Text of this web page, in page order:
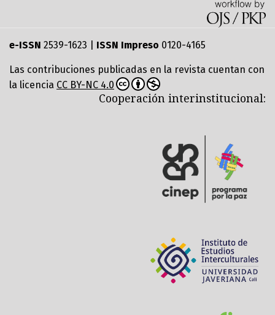
e-ISSN 2539-1623 | ISSN Impreso 0120-4165
Las contribuciones publicadas en la revista cuentan con
la licencia CC BY-NC 4.0
Cooperación interinstitucional: